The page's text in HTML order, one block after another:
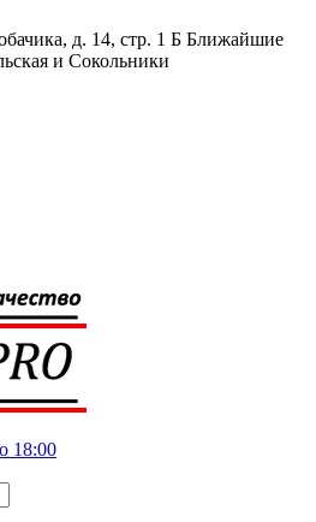
д. 14, стр. 1 Б Ближайшие
и Сокольники
18:00